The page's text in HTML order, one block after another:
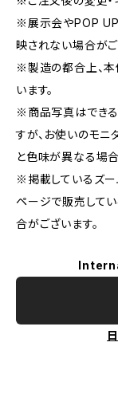
※展示会やPOP UP
映されない場合がご
※製造の都合上、
います。
※商品写真はでき
すが、お使いのモ
と色味が異なる場合
※掲載しているズー
ページで販売して
合がございます。